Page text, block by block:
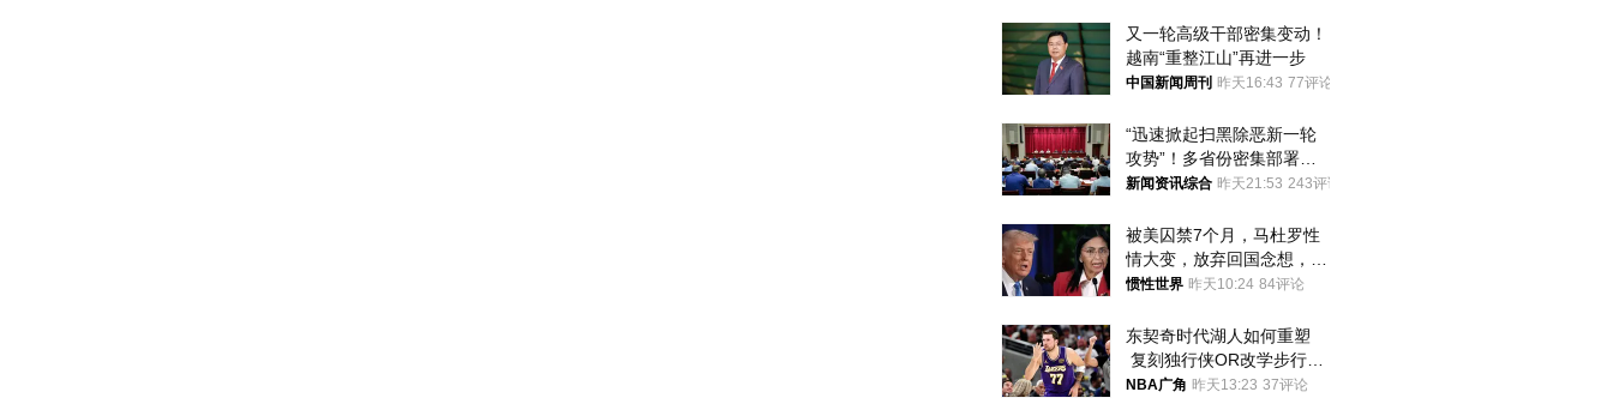
又一轮高级干部密集变动！
越南“重整江山”再进一步
中国新闻周刊 昨天16:43 77评论
“迅速掀起扫黑除恶新一轮
攻势”！多省份密集部署，
公布举报方式
新闻资讯综合 昨天21:53 243评论
被美囚禁7个月，马杜罗性
情大变，放弃回国念想，最
后嘱托已公开
惯性世界 昨天10:24 84评论
东契奇时代湖人如何重塑
复刻独行侠OR改学步行
者？
NBA广角 昨天13:23 37评论